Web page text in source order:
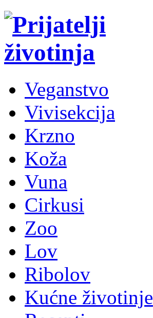
Veganstvo
Vivisekcija
Krzno
Koža
Vuna
Cirkusi
Zoo
Lov
Ribolov
Kućne životinje